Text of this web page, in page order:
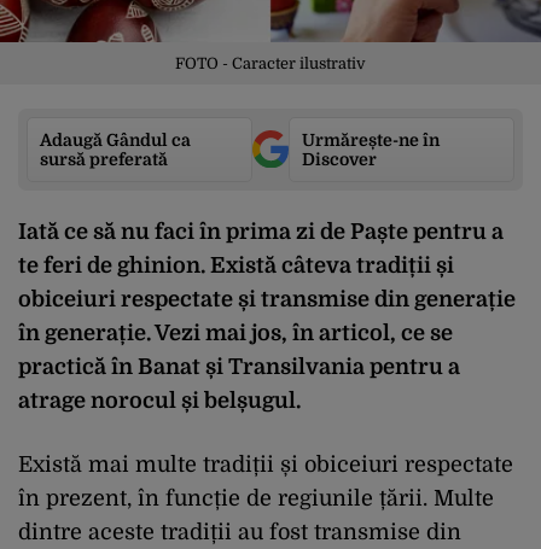
FOTO - Caracter ilustrativ
Adaugă Gândul ca
sursă preferată
Urmărește-ne în
Discover
Iată ce să nu faci în prima zi de Paște pentru a
te feri de ghinion. Există câteva tradiții și
obiceiuri respectate și transmise din generație
în generație. Vezi mai jos, în articol, ce se
practică în Banat și Transilvania pentru a
atrage norocul și belșugul.
Există mai multe tradiții și obiceiuri respectate
în prezent, în funcție de regiunile țării. Multe
dintre aceste tradiții au fost transmise din